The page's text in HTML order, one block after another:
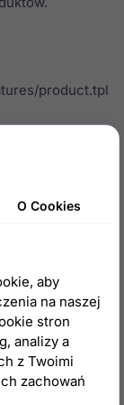
product.tpl
lazy" src="{if
O Cookies
aby
na naszej
stron
analizy a
z Twoimi
zachowań